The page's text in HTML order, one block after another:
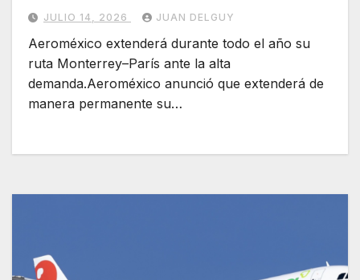
JULIO 14, 2026 JUAN DELGUY
Aeroméxico extenderá durante todo el año su
ruta Monterrey–París ante la alta
demanda.Aeroméxico anunció que extenderá de
manera permanente su…